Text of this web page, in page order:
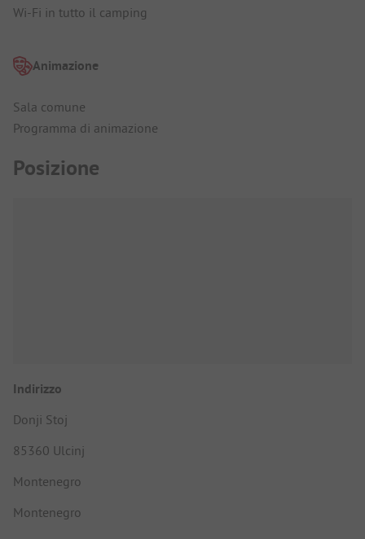
Wi-Fi in tutto il camping
Animazione
Sala comune
Programma di animazione
Posizione
Indirizzo
Donji Stoj
85360 Ulcinj
Montenegro
Montenegro